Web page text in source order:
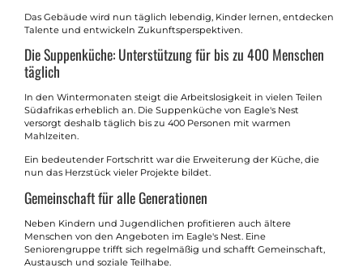
Das Gebäude wird nun täglich lebendig, Kinder lernen, entdecken
Talente und entwickeln Zukunftsperspektiven.
Die Suppenküche: Unterstützung für bis zu 400 Menschen
täglich
In den Wintermonaten steigt die Arbeitslosigkeit in vielen Teilen
Südafrikas erheblich an. Die Suppenküche von Eagle's Nest
versorgt deshalb täglich bis zu 400 Personen mit warmen
Mahlzeiten.
Ein bedeutender Fortschritt war die Erweiterung der Küche, die
nun das Herzstück vieler Projekte bildet.
Gemeinschaft für alle Generationen
Neben Kindern und Jugendlichen profitieren auch ältere
Menschen von den Angeboten im Eagle's Nest. Eine
Seniorengruppe trifft sich regelmäßig und schafft Gemeinschaft,
Austausch und soziale Teilhabe.